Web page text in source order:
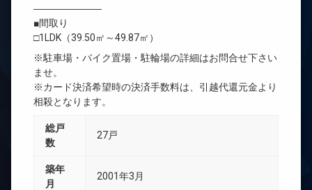
―――――――
■間取り
□1LDK（39.50㎡～49.87㎡）
※駐車場・バイク置場・駐輪場の詳細はお問合せ下さい
ませ。
※カード決済希望時の決済手数料は、引越代還元金より
相殺となります。
総戸
数
27戸
築年
月
2001年3月